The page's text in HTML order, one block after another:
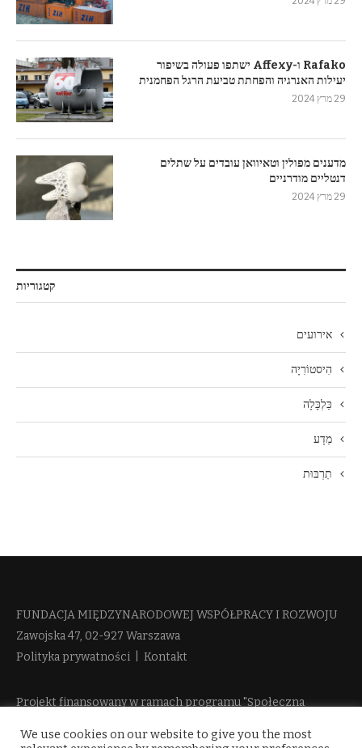
Rafako ו-Affexy ישתפו פעולה בשיפור
יעילות האנרגיה והפחתת טביעת הרגל הפחמנית
29 מרץ 2024
מדענים מפולין וטאיוואן עובדים על שתלים
דנטליים מודרניים
29 מרץ 2024
קטגוריות
אירועים
הִיסטוֹרִיָה
כַּלְכָּלָה
מַדָע
תַרְבּוּת
FUNDACJA MIĘDZYNARODOWEJ WSPÓŁPRACY I ROZWOJU​
Zawojska 47, 02-927 Warszawa
Polityka prywatności
Kontakt
Projekt finansowany w ramach programu "Społeczna
więcej informacji
We use cookies on our website to give you the most